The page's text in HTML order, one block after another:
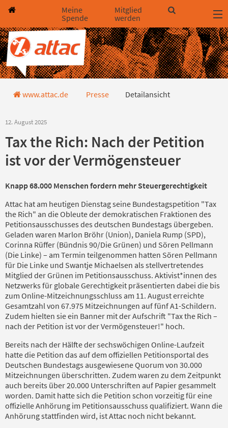
Direkt zum Hauptinhalt springen
Direkt zur Haupt-Navigation springen
Direkt zur Service-Navigation springen
Direkt zur Footer-Navigation springen
Direkt zum Footerinhalt springen
Meine
Spende
Mitglied
werden
Detailansicht Pressemitteilung
www.attac.de Presse Detailansicht
12. August 2025
Tax the Rich: Nach der Petition
ist vor der Vermögensteuer
Knapp 68.000 Menschen fordern mehr Steuergerechtigkeit
Attac hat am heutigen Dienstag seine Bundestagspetition "Tax
the Rich" an die Obleute der demokratischen Fraktionen des
Petitionsausschusses des deutschen Bundestags übergeben.
Geladen waren Marlon Bröhr (Union), Daniela Rump (SPD),
Corinna Rüffer (Bündnis 90/Die Grünen) und Sören Pellmann
(Die Linke) – am Termin teilgenommen hatten Sören Pellmann
für Die Linke und Swantje Michaelsen als stellvertretendes
Mitglied der Grünen im Petitionsausschuss. Aktivist*innen des
Netzwerks für globale Gerechtigkeit präsentierten dabei die bis
zum Online-Mitzeichnungsschluss am 11. August erreichte
Gesamtzahl von 67.975 Mitzeichnungen auf fünf A1-Schildern.
Zudem hielten sie ein Banner mit der Aufschrift "Tax the Rich –
nach der Petition ist vor der Vermögensteuer!" hoch.
Bereits nach der Hälfte der sechswöchigen Online-Laufzeit
hatte die Petition das auf dem offiziellen Petitionsportal des
Deutschen Bundestags ausgewiesene Quorum von 30.000
Mitzeichnungen überschritten. Zudem waren zu dem Zeitpunkt
auch bereits über 20.000 Unterschriften auf Papier gesammelt
worden. Damit hatte sich die Petition schon vorzeitig für eine
offizielle Anhörung im Petitionsausschuss qualifiziert. Wann die
Anhörung stattfinden wird, ist Attac noch nicht bekannt.